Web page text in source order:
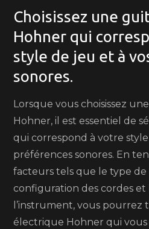
Choisissez une
Hohner qui
style de jeu et à
sonores.
Lorsque vous choisissez
Hohner, il est essentiel de
qui correspond à votre
préférences sonores. En
facteurs tels que le type de
configuration des cordes et
l’instrument, vous
électrique Hohner qui